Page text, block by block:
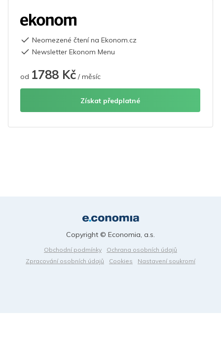
Neomezené čtení na Ekonom.cz
Newsletter Ekonom Menu
od 1788 Kč / měsíc
Získat předplatné
Obchodní podmínky
Ochrana osobních údajů
Zpracování osobních údajů
Cookies Nastavení soukromí
Copyright © Economia, a.s.